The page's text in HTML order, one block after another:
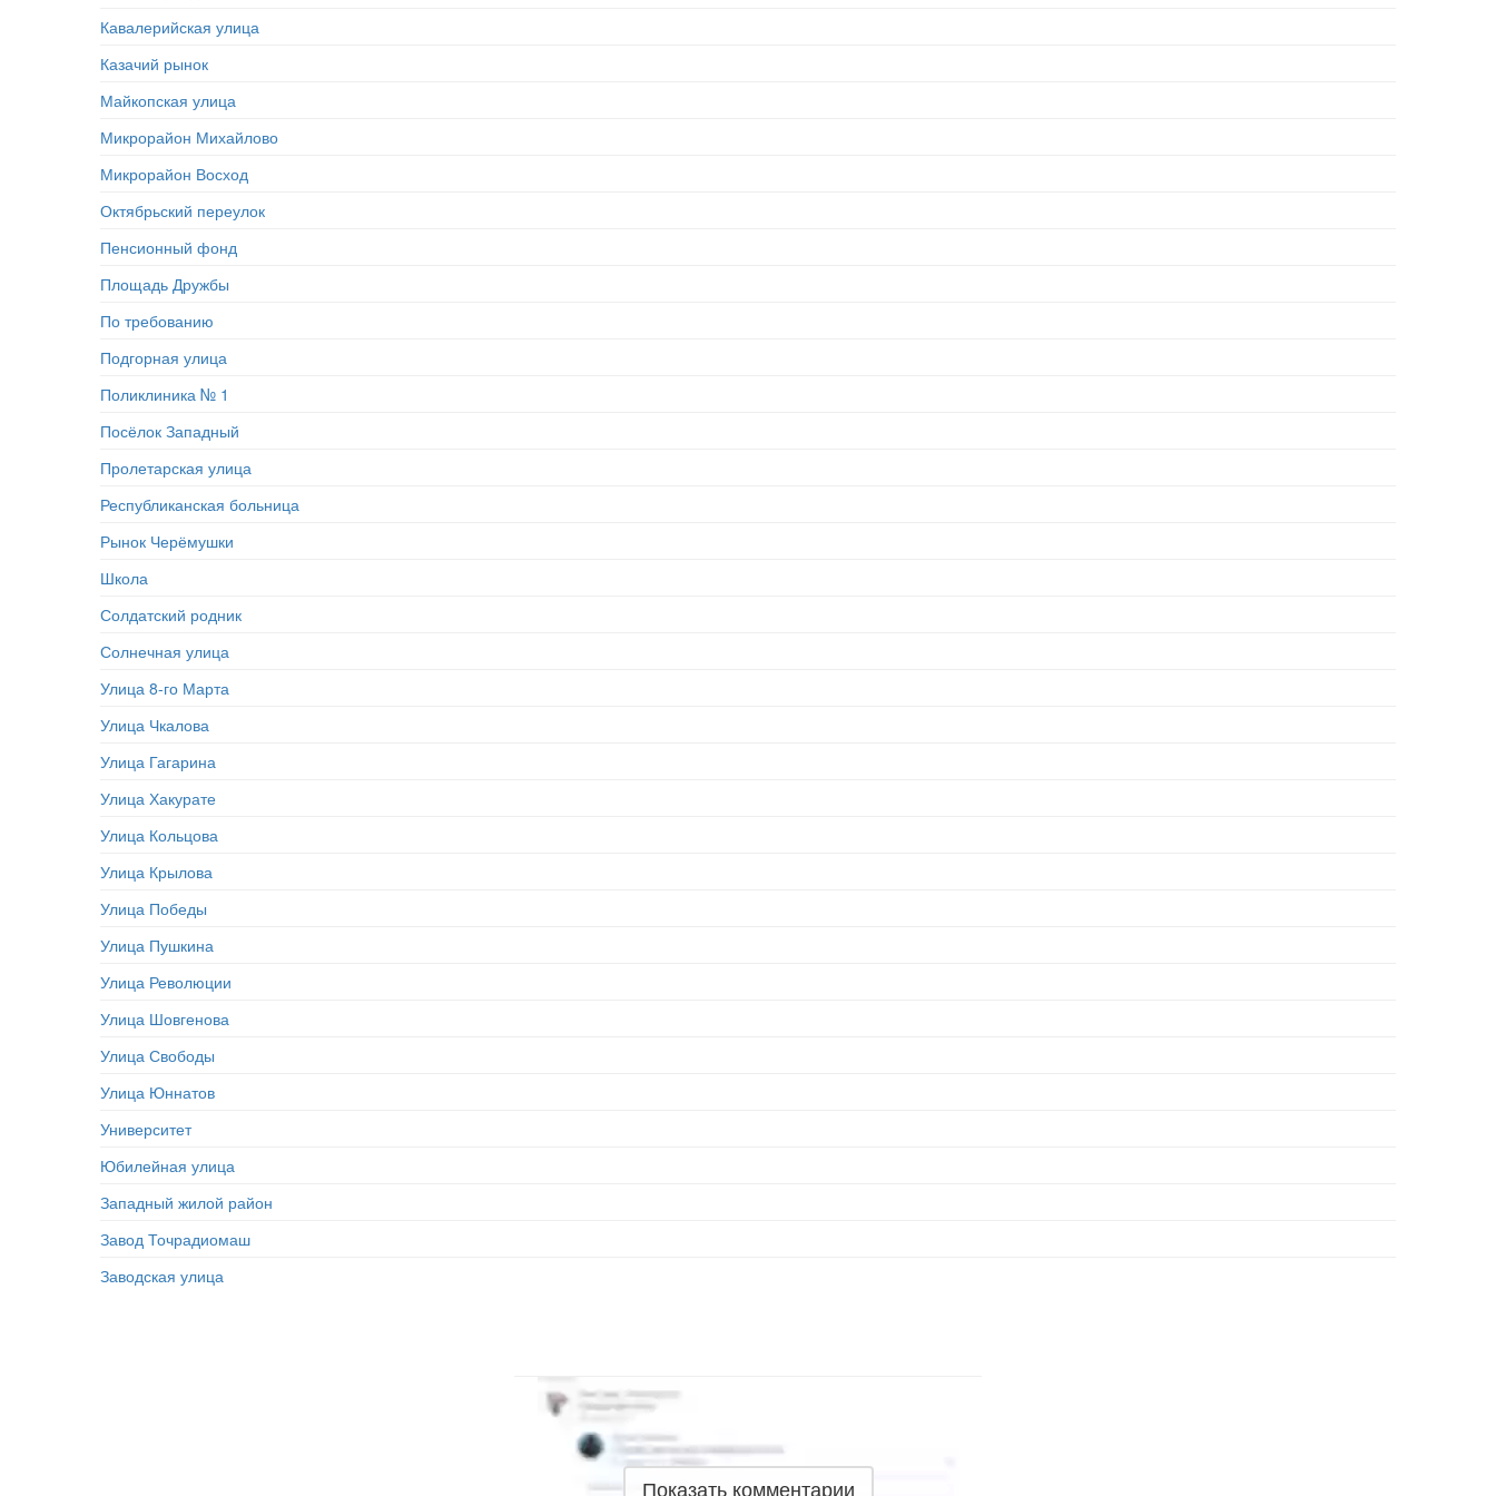
Кавалерийская улица
Казачий рынок
Майкопская улица
Микрорайон Михайлово
Микрорайон Восход
Октябрьский переулок
Пенсионный фонд
Площадь Дружбы
По требованию
Подгорная улица
Поликлиника № 1
Посёлок Западный
Пролетарская улица
Республиканская больница
Рынок Черёмушки
Школа
Солдатский родник
Солнечная улица
Улица 8-го Марта
Улица Чкалова
Улица Гагарина
Улица Хакурате
Улица Кольцова
Улица Крылова
Улица Победы
Улица Пушкина
Улица Революции
Улица Шовгенова
Улица Свободы
Улица Юннатов
Университет
Юбилейная улица
Западный жилой район
Завод Точрадиомаш
Заводская улица
Показать комментарии